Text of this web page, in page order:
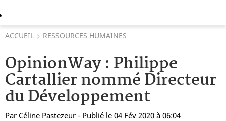
ACCUEIL RESSOURCES HUMAINES
OpinionWay : Philippe
Cartallier nommé Directeur
du Développement
Par Céline Pastezeur - Publié le 04 Fév 2020 à 06:04